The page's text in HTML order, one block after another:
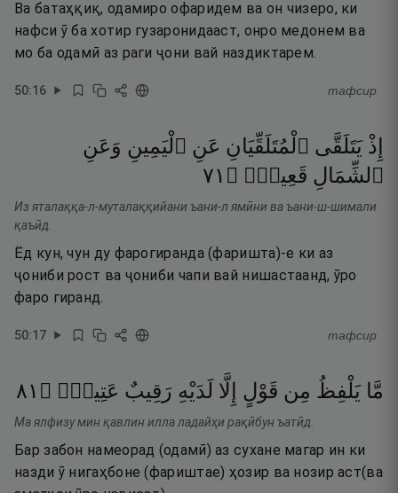
Ва батаҳқиқ, одамиро офаридем ва он чизеро, ки
нафси ӯ ба хотир гузаронидааст, онро медонем ва
мо ба одамӣ аз раги ҷони вай наздиктарем.
50:16 тафсир
إِذْ يَتَلَقَّى ٱلْمُتَلَقِّيَانِ عَنِ ٱلْيَمِينِ وَعَنِ
ٱلشِّمَالِ قَعِيدٌۭ ۝ ١٧
Из яталаққа-л-муталаққийани ъани-л ямӣни ва ъани-ш-шимали
қаъӣд.
Ёд кун, чун ду фарогиранда (фаришта)-е ки аз
ҷониби рост ва ҷониби чапи вай нишастаанд, ӯро
фаро гиранд.
50:17 тафсир
مَّا يَلْفِظُ مِن قَوْلٍ إِلَّا لَدَيْهِ رَقِيبٌ عَتِيدٌۭ ۝ ١٨
Ма ялфизу мин қавлин илла ладайҳи рақӣбун ъатӣд.
Бар забон намеорад (одамӣ) аз сухане магар ин ки
назди ӯ нигаҳбоне (фариштае) ҳозир ва нозир аст(ва